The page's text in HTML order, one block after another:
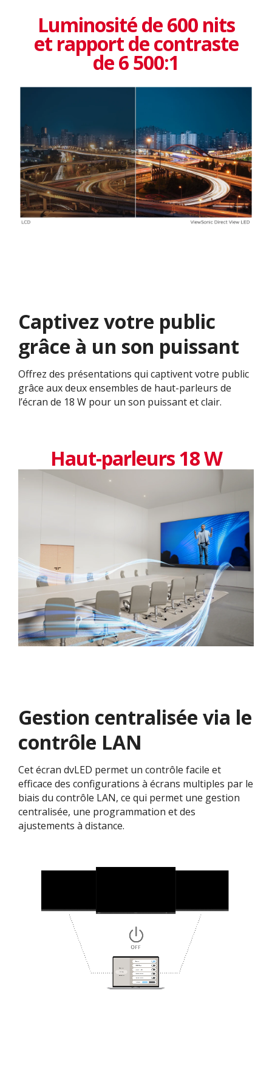
Luminosité de 600 nits
et rapport de contraste
de 6 500:1
Captivez votre public
grâce à un son puissant
Offrez des présentations qui captivent votre public
grâce aux deux ensembles de haut-parleurs de
l’écran de 18 W pour un son puissant et clair.
Haut-parleurs 18 W
Gestion centralisée via le
contrôle LAN
Cet écran dvLED permet un contrôle facile et
efficace des configurations à écrans multiples par le
biais du contrôle LAN, ce qui permet une gestion
centralisée, une programmation et des
ajustements à distance.